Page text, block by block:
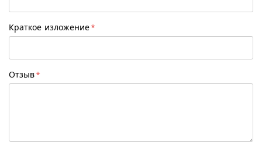
Краткое изложение
Отзыв